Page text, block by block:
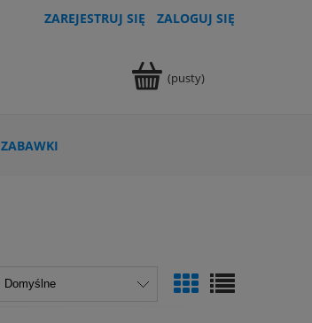
ZAREJESTRUJ SIĘ ZALOGUJ SIĘ
(pusty)
ZABAWKI